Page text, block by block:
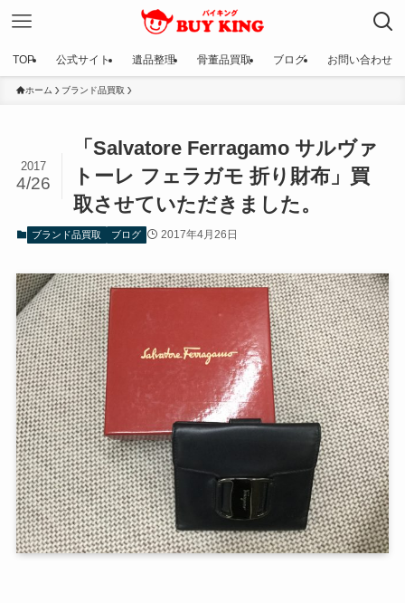
TOP 公式サイト 遺品整理 骨董品買取 ブログ お問い合わせ
ホーム ブランド品買取
「Salvatore Ferragamo サルヴァ
トーレ フェラガモ 折り財布」買
取させていただきました。
2017
4/26
ブランド品買取 ブログ 2017年4月26日